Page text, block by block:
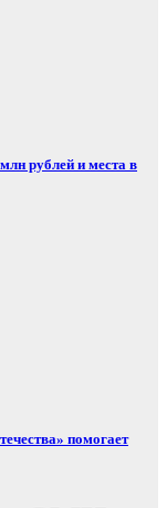
рублей и места в
помогает